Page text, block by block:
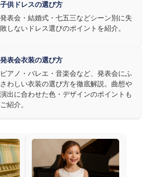
い設計か確認する
とされがちなのが"動きやすさ"です。ピ
げない丈感、バイオリンなら弓を動かす
なら胸元の締め付けがないこと——演奏の
。Angel's Closetのレンタル衣装は、元ピ
会・コンクールでのご使用を前提に厳選し
ています。
子供ドレスの選び方
発表会・結婚式・七五三などシーン別に失
敗しないドレス選びのポイントを紹介。
発表会衣装の選び方
ピアノ・バレエ・音楽会など、発表会にふ
さわしい衣装の選び方を徹底解説。曲想や
演出に合わせた色・デザインのポイントも
ご紹介。